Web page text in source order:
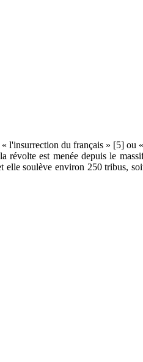
est menée depuis le
soulève environ 250 tribus,